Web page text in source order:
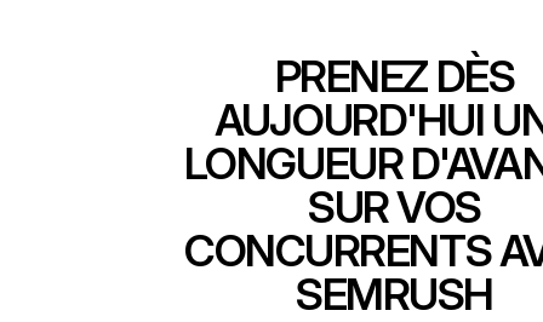
PRENEZ DÈS
AUJOURD'HUI
LONGUEUR
SUR VOS
CONCURRENTS
SEMRUSH